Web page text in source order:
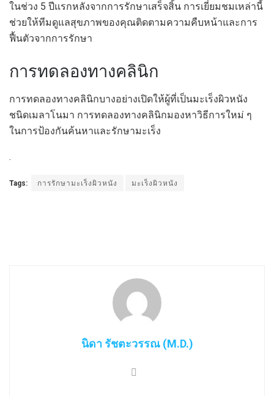
ในช่วง 5 ปีแรกหลังจากการรักษาเสร็จสิ้น การเยี่ยมชมเหล่านี้
ช่วยให้ทีมดูแลสุขภาพของคุณติดตามความคืบหน้าและการ
ฟื้นตัวจากการรักษา
การทดลองทางคลินิก
การทดลองทางคลินิกบางอย่างเปิดให้ผู้ที่เป็นมะเร็งผิวหนัง
ชนิดเมลาโนมา การทดลองทางคลินิกมองหาวิธีการใหม่ ๆ
ในการป้องกันค้นหาและรักษามะเร็ง
.
Tags: การรักษามะเร็งผิวหนัง มะเร็งผิวหนัง
นิดา รัชตะวรรณ (M.D.)